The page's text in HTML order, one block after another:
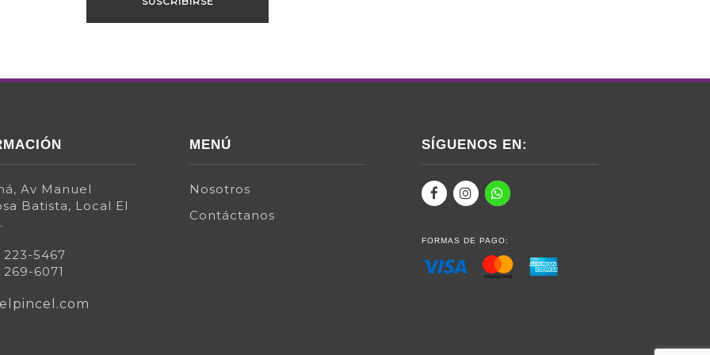
Av Manuel
Batista, Local El
223-5467
6071
MENÚ
Nosotros
Contáctanos
SÍGUENOS EN:
FORMAS DE PAGO: